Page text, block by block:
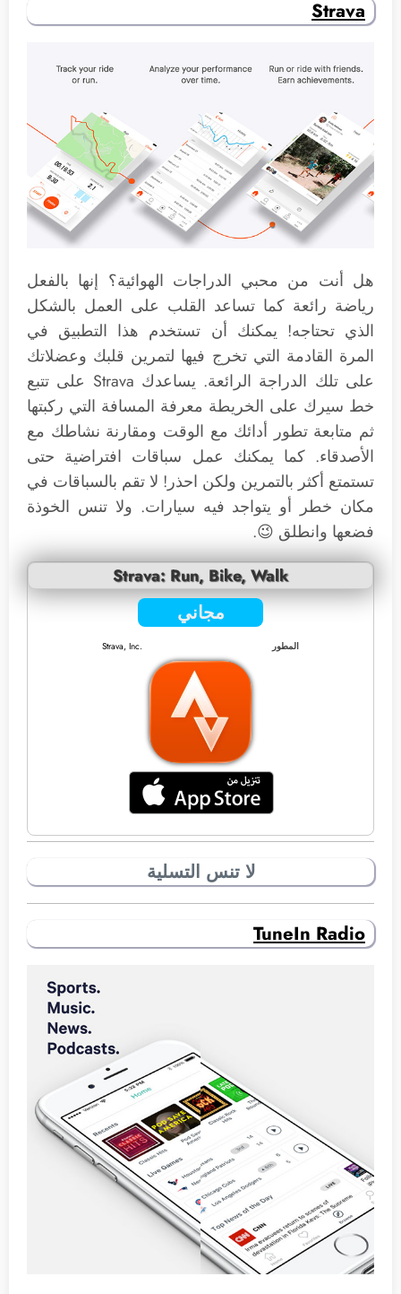
Strava
هل أنت من محبي الدراجات الهوائية؟ إنها بالفعل
رياضة رائعة كما تساعد القلب على العمل بالشكل
الذي تحتاجه! يمكنك أن تستخدم هذا التطبيق في
المرة القادمة التي تخرج فيها لتمرين قلبك وعضلاتك
على تلك الدراجة الرائعة. يساعدك Strava على تتبع
خط سيرك على الخريطة معرفة المسافة التي ركبتها
ثم متابعة تطور أدائك مع الوقت ومقارنة نشاطك مع
الأصدقاء. كما يمكنك عمل سباقات افتراضية حتى
تستمتع أكثر بالتمرين ولكن احذر! لا تقم بالسباقات في
مكان خطر أو يتواجد فيه سيارات. ولا تنس الخوذة
فضعها وانطلق 😉.
Strava: Run, Bike, Walk
مجاني
المطور Strava, Inc.
لا تنس التسلية
TuneIn Radio